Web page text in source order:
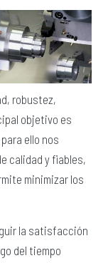
robustez,
objetivo es
ello nos
calidad y fiables,
minimizar los
la satisfacción
del tiempo